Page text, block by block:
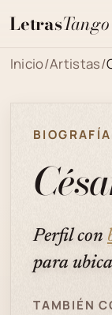
LetrasTango
Inicio/Artistas/
BIOGRAFÍA
Perfil con
para
TAMBIÉN